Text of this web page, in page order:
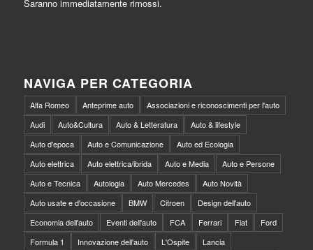
Saranno immediatamente rimossi.
NAVIGA PER CATEGORIA
Alfa Romeo Anteprime auto
Associazioni e riconoscimenti per l'auto
Audi
Auto&Cultura Auto & Letteratura
Auto & lifestyle
Auto d'epoca
Auto e Comunicazione
Auto ed Ecologia
Auto elettrica
Auto elettrica/ibrida Auto e Media
Auto e Persone
Auto e Tecnica
Autologia Auto Mercedes
Auto Novità
Auto usate e d'occasione
BMW Citroen
Design dell'auto
Economia dell'auto
Eventi dell'auto FCA Ferrari Fiat
Ford
Formula 1
Innovazione dell'auto L'Ospite
Lancia